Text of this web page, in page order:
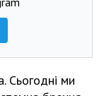
Сьогодні ми